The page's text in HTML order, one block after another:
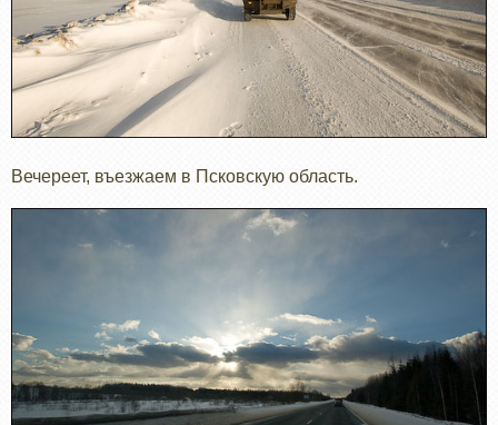
Вечереет, въезжаем в Псковскую область.